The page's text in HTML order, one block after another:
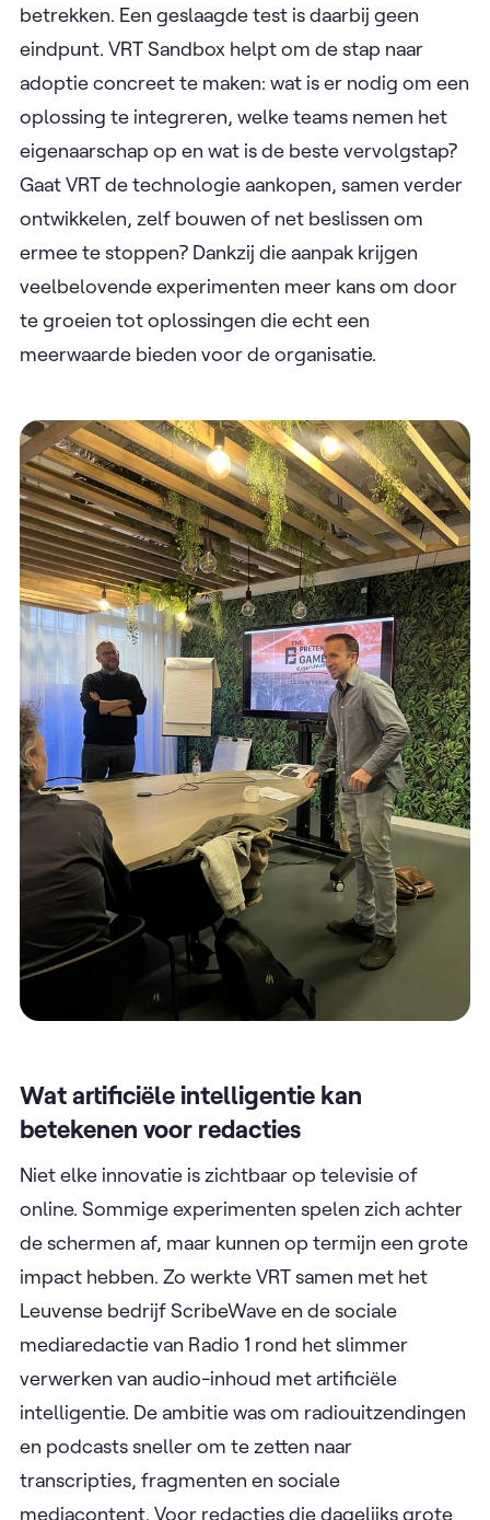
betrekken. Een geslaagde test is daarbij geen
eindpunt. VRT Sandbox helpt om de stap naar
adoptie concreet te maken: wat is er nodig om een
oplossing te integreren, welke teams nemen het
eigenaarschap op en wat is de beste vervolgstap?
Gaat VRT de technologie aankopen, samen verder
ontwikkelen, zelf bouwen of net beslissen om
ermee te stoppen? Dankzij die aanpak krijgen
veelbelovende experimenten meer kans om door
te groeien tot oplossingen die echt een
meerwaarde bieden voor de organisatie.
Wat artificiële intelligentie kan
betekenen voor redacties
Niet elke innovatie is zichtbaar op televisie of
online. Sommige experimenten spelen zich achter
de schermen af, maar kunnen op termijn een grote
impact hebben. Zo werkte VRT samen met het
Leuvense bedrijf ScribeWave en de sociale
mediaredactie van Radio 1 rond het slimmer
verwerken van audio-inhoud met artificiële
intelligentie. De ambitie was om radiouitzendingen
en podcasts sneller om te zetten naar
transcripties, fragmenten en sociale
mediacontent. Voor redacties die dagelijks grote